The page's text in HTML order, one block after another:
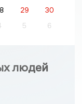
29
30
5 6
людей